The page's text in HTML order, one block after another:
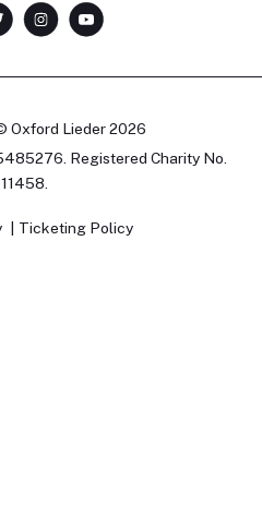
Oxford Lieder 2026
Registered Charity No.
Ticketing Policy